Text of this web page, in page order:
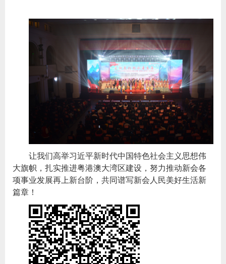
让我们高举习近平新时代中国特色社会主义思想伟
大旗帜，扎实推进粤港澳大湾区建设，努力推动新会各
项事业发展再上新台阶，共同谱写新会人民美好生活新
篇章！